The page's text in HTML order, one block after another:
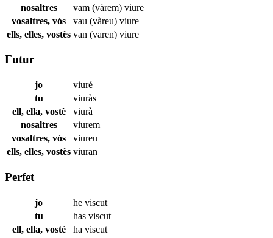
nosaltres
vam (vàrem) viure
vosaltres, vós
vau (vàreu) viure
ells, elles, vostès van (varen) viure
Futur
jo
viuré
tu
viuràs
ell, ella, vostè
viurà
nosaltres
viurem
vosaltres, vós
viureu
ells, elles, vostès viuran
Perfet
jo he viscut
tu
has viscut
ell, ella, vostè
ha viscut